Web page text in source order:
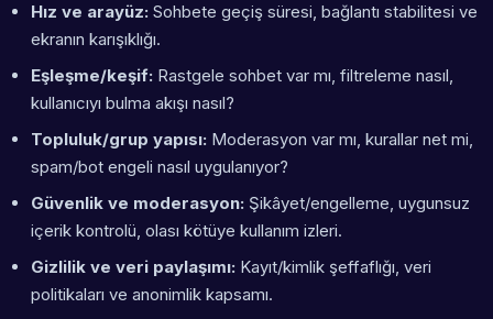
Hız ve arayüz: Sohbete geçiş süresi, bağlantı stabilitesi ve
ekranın karışıklığı.
Eşleşme/keşif: Rastgele sohbet var mı, filtreleme nasıl,
kullanıcıyı bulma akışı nasıl?
Topluluk/grup yapısı: Moderasyon var mı, kurallar net mi,
spam/bot engeli nasıl uygulanıyor?
Güvenlik ve moderasyon: Şikâyet/engelleme, uygunsuz
içerik kontrolü, olası kötüye kullanım izleri.
Gizlilik ve veri paylaşımı: Kayıt/kimlik şeffaflığı, veri
politikaları ve anonimlik kapsamı.